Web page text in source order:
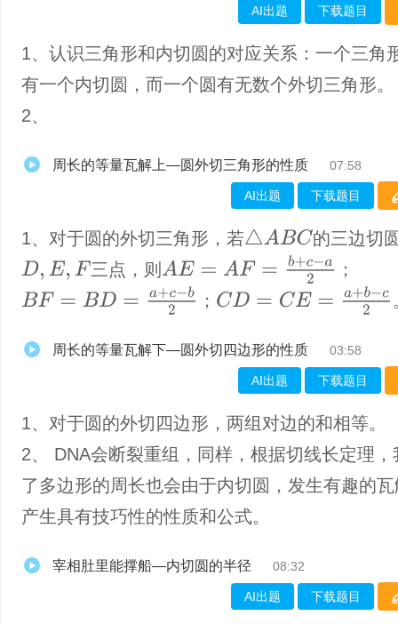
AI出题 下载题目
1、认识三角形和内切圆的对应关系：一个三角
有一个内切圆，而一个圆有无数个外切三角形。
2、
周长的等量瓦解上—圆外切三角形的性质 07:58
AI出题 下载题目
1、对于圆的外切三角形，若 △A BC 的三边切
D E F 三点，则 AE =AF −a 2 ；
BF=BD c−b 2 ； CD =CE b−c2
周长的等量瓦解下—圆外切四边形的性质 03:58
AI出题 下载题目
1、对于圆的外切四边形，两组对边的和相等。
2、 DNA会断裂重组，同样，根据切线长定理，
了多边形的周长也会由于内切圆，发生有趣的
产生具有技巧性的性质和公式。
宰相肚里能撑船—内切圆的半径 08:32
AI出题 下载题目